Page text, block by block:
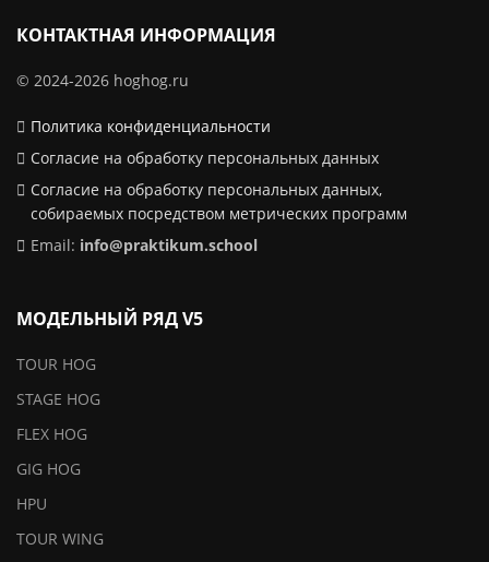
КОНТАКТНАЯ ИНФОРМАЦИЯ
© 2024-2026 hoghog.ru
Политика конфиденциальности
Согласие на обработку персональных данных
Согласие на обработку персональных данных,
собираемых посредством метрических программ
Email: info@praktikum.school
МОДЕЛЬНЫЙ РЯД V5
TOUR HOG
STAGE HOG
FLEX HOG
GIG HOG
HPU
TOUR WING